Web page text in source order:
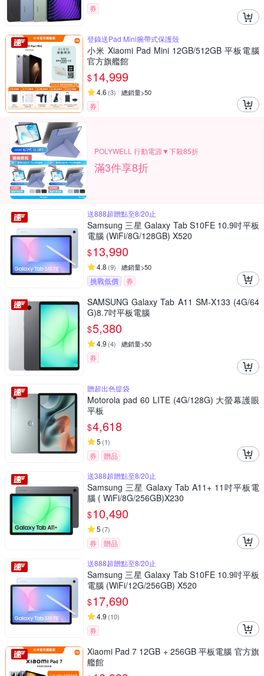
券
登錄送Pad Mini腕帶式保護殼
小米 Xiaomi Pad Mini 12GB/512GB 平板電腦
官方旗艦館
$14,999
4.6 (3) 總銷量>50
券
POLYWELL 行動電源▼下殺85折
滿3件享8折
送888超贈點至8/20止
Samsung 三星 Galaxy Tab S10FE 10.9吋平板
電腦 (WiFi/8G/128GB) X520
$13,990
4.8 (9) 總銷量>50
挑戰低價 券
SAMSUNG Galaxy Tab A11 SM-X133 (4G/64
G)8.7吋平板電腦
$5,380
4.9 (4) 總銷量>50
券
贈超出色提袋
Motorola pad 60 LITE (4G/128G) 大螢幕護眼
平板
$4,618
5 (1)
券
贈品
送388超贈點至8/20止
Samsung 三星 Galaxy Tab A11+ 11吋平板電
腦 ( WiFi/8G/256GB)X230
$10,490
5 (7)
券
贈品
送888超贈點至8/20止
Samsung 三星 Galaxy Tab S10FE 10.9吋平板
電腦 (WiFi/12G/256GB) X520
$17,690
4.9 (10)
券
Xiaomi Pad 7 12GB + 256GB 平板電腦 官方旗
艦館